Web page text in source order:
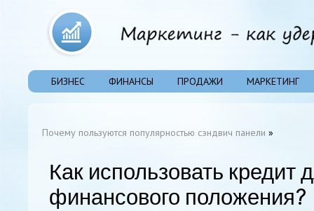
БИЗНЕС ФИНАНСЫ ПРОДАЖИ МАРКЕТИНГ
Почему пользуются популярностью сэндвич панели »
Как использовать кредит
финансового положения?